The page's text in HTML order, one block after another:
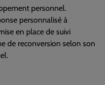
personnel.
personnalisé à
en place de suivi
de reconversion selon son